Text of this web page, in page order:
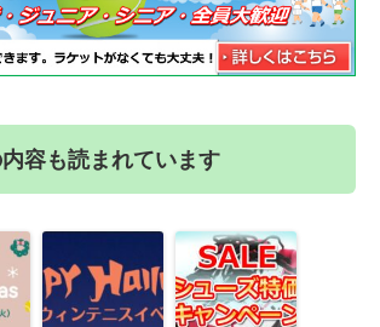
容も読まれています